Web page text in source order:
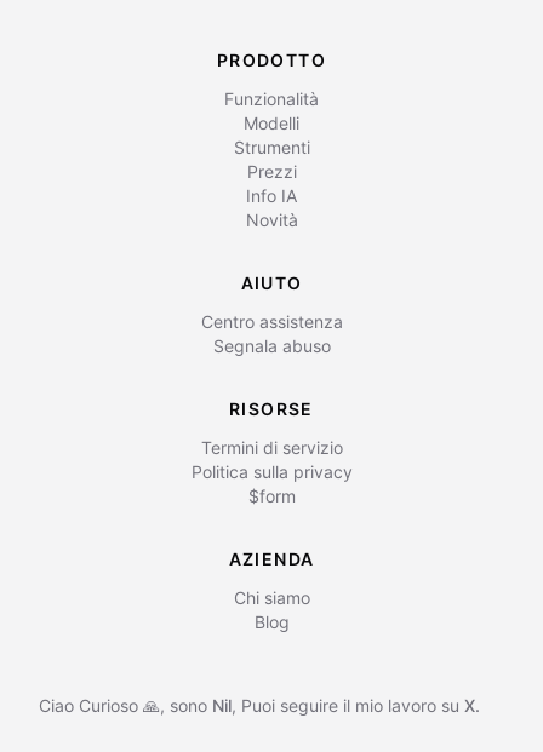
PRODOTTO
Funzionalità
Modelli
Strumenti
Prezzi
Info IA
Novità
AIUTO
Centro assistenza
Segnala abuso
RISORSE
Termini di servizio
Politica sulla privacy
$form
AZIENDA
Chi siamo
Blog
Ciao Curioso 🙏, sono Nil, Puoi seguire il mio lavoro su X.